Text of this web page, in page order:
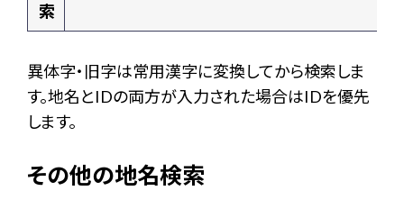
索
異体字・旧字は常用漢字に変換してから検索しま
す。地名とIDの両方が入力された場合はIDを優先
します。
その他の地名検索